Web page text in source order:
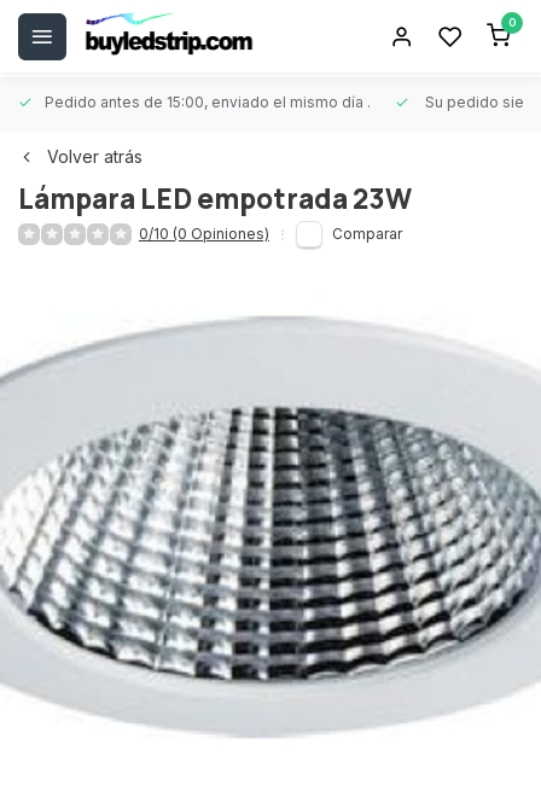
0
Pedido antes de 15:00, enviado el mismo día . Su pedido
Volver atrás
Lámpara LED empotrada 23W
0/10 (0 Opiniones) Comparar